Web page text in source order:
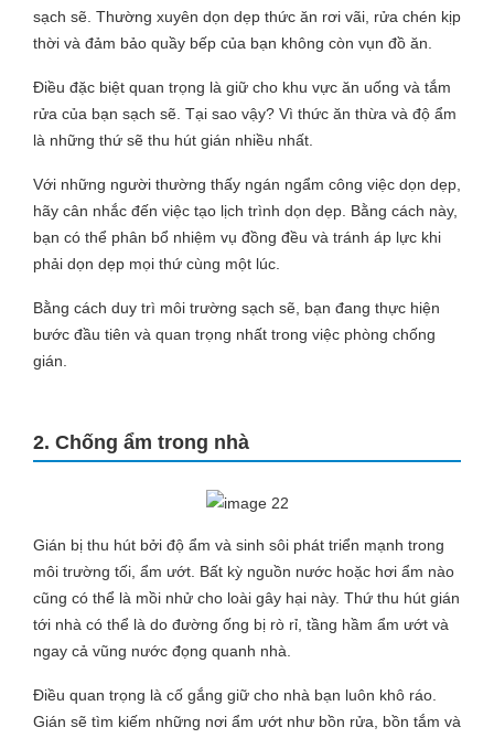
sạch sẽ. Thường xuyên dọn dẹp thức ăn rơi vãi, rửa chén kịp
thời và đảm bảo quầy bếp của bạn không còn vụn đồ ăn.
Điều đặc biệt quan trọng là giữ cho khu vực ăn uống và tắm
rửa của bạn sạch sẽ. Tại sao vậy? Vì thức ăn thừa và độ ẩm
là những thứ sẽ thu hút gián nhiều nhất.
Với những người thường thấy ngán ngẩm công việc dọn dẹp,
hãy cân nhắc đến việc tạo lịch trình dọn dẹp. Bằng cách này,
bạn có thể phân bổ nhiệm vụ đồng đều và tránh áp lực khi
phải dọn dẹp mọi thứ cùng một lúc.
Bằng cách duy trì môi trường sạch sẽ, bạn đang thực hiện
bước đầu tiên và quan trọng nhất trong việc phòng chống
gián.
2. Chống ẩm trong nhà
Gián bị thu hút bởi độ ẩm và sinh sôi phát triển mạnh trong
môi trường tối, ẩm ướt. Bất kỳ nguồn nước hoặc hơi ẩm nào
cũng có thể là mồi nhử cho loài gây hại này. Thứ thu hút gián
tới nhà có thể là do đường ống bị rò rỉ, tầng hầm ẩm ướt và
ngay cả vũng nước đọng quanh nhà.
Điều quan trọng là cố gắng giữ cho nhà bạn luôn khô ráo.
Gián sẽ tìm kiếm những nơi ẩm ướt như bồn rửa, bồn tắm và